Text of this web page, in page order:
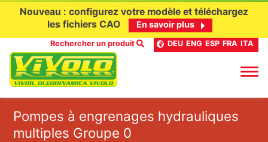
contenu
Nouveau : configurez votre modèle et téléchargez
les fichiers CAO
En savoir plus
Rechercher un produit DEU ENG ESP FRA ITA
Pompes à engrenages hydrauliques
multiples Groupe 0